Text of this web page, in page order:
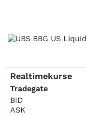
Realtimekurse
Tradegate
BID
ASK